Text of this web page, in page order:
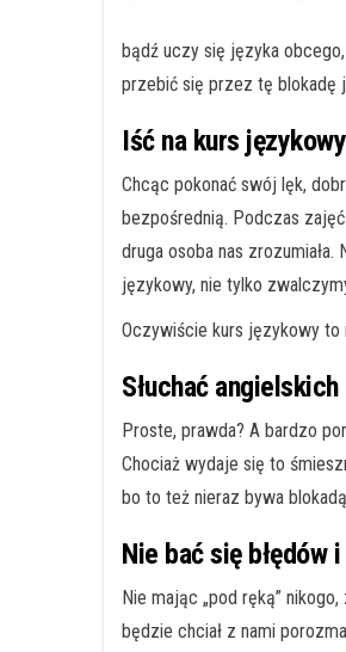
bądź uczy się języka
przebić się przez tę blokadę
Iść na kurs językowy
Chcąc pokonać swój lęk,
bezpośrednią. Podczas
druga osoba nas
językowy, nie tylko
Oczywiście kurs językowy to
Słuchać
Proste, prawda? A bardzo
Chociaż wydaje się to
bo to też nieraz bywa
Nie bać się
Nie mając „pod ręką”
będzie chciał z nami